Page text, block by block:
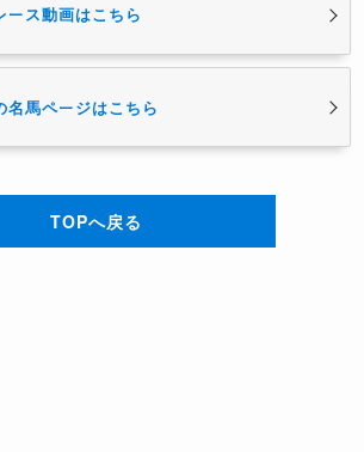
ース動画はこちら
名馬ページはこちら
TOPへ戻る